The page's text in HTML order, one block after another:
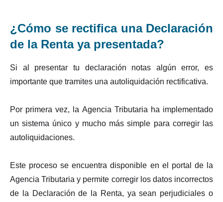
¿Cómo se rectifica una Declaración
de la Renta ya presentada?
Si al presentar tu declaración notas algún error, es
importante que tramites una autoliquidación rectificativa.
Por primera vez, la Agencia Tributaria ha implementado
un sistema único y mucho más simple para corregir las
autoliquidaciones.
Este proceso se encuentra disponible en el portal de la
Agencia Tributaria y permite corregir los datos incorrectos
de la Declaración de la Renta, ya sean perjudiciales o